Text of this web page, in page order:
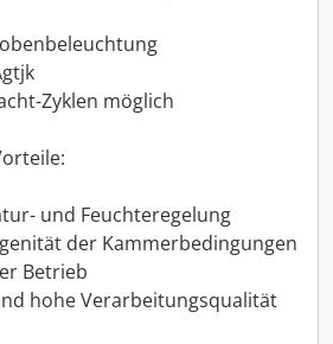
Zyklen möglich
und Feuchteregelung
der Kammerbedingungen
Betrieb
hohe Verarbeitungsqualität